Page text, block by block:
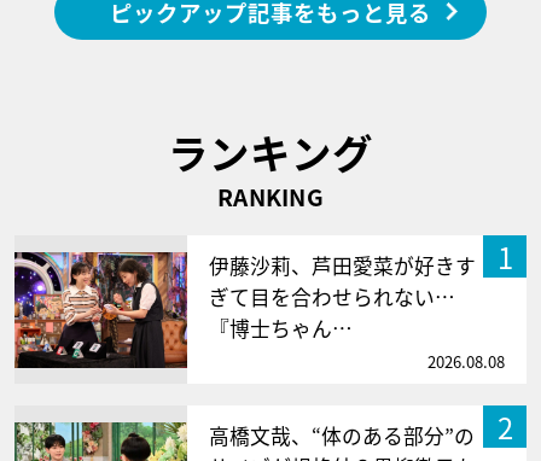
ピックアップ記事をもっと見る
ランキング
RANKING
1
伊藤沙莉、芦田愛菜が好きす
ぎて目を合わせられない…
『博士ちゃん…
2026.08.08
2
高橋文哉、“体のある部分”の